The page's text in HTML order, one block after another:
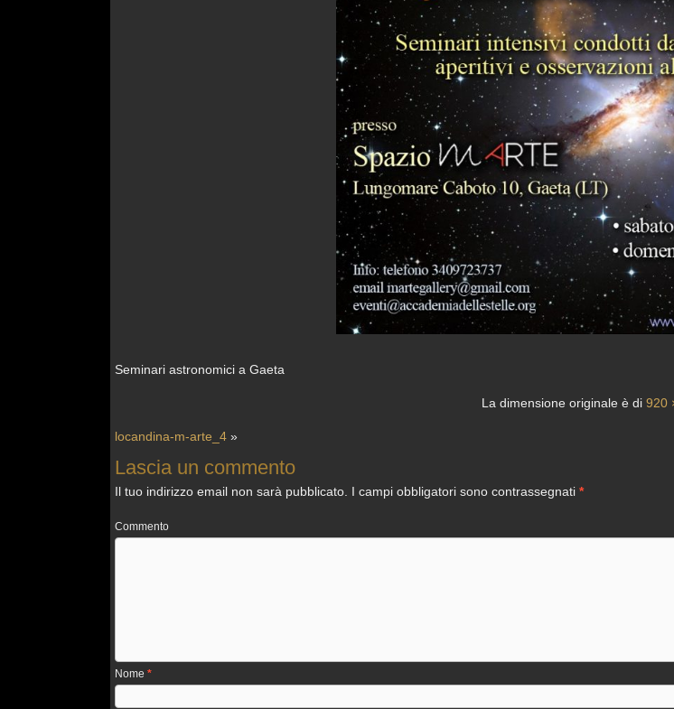
Seminari astronomici a Gaeta
La dimensione originale è di 920
locandina-m-arte_4 »
Lascia un commento
Il tuo indirizzo email non sarà pubblicato. I campi obbligatori sono contrassegnati *
Commento
Nome *